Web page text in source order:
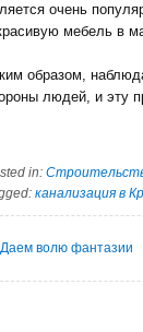
очень
мебель в
образом,
людей, и эту
in:
канализация в
Даем волю фантазии